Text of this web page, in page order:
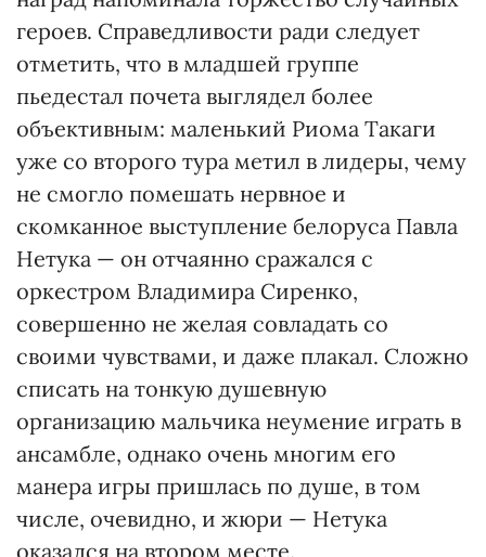
героев. Справедливости ради следует
отметить, что в младшей группе
пьедестал почета выглядел более
объективным: маленький Риома Такаги
уже со второго тура метил в лидеры, чему
не смогло помешать нервное и
скомканное выступление белоруса Павла
Нетука — он отчаянно сражался с
оркестром Владимира Сиренко,
совершенно не желая совладать со
своими чувствами, и даже плакал. Сложно
списать на тонкую душевную
организацию мальчика неумение играть в
ансамбле, однако очень многим его
манера игры пришлась по душе, в том
числе, очевидно, и жюри — Нетука
оказался на втором месте.